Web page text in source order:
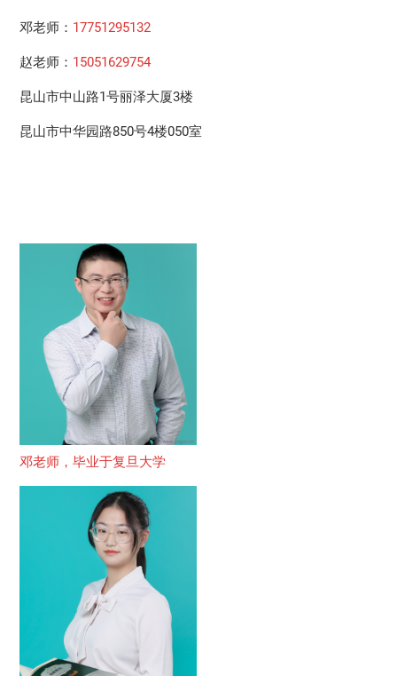
邓老师： 17751295132
赵老师： 15051629754
昆山市中山路1号丽泽大厦3楼
昆山市中华园路850号4楼050室
邓老师，毕业于复旦大学